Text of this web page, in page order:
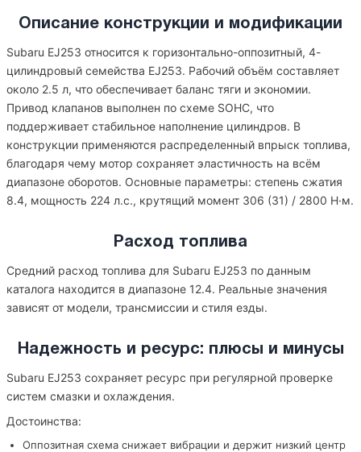
Описание конструкции и модификации
Subaru EJ253 относится к горизонтально-оппозитный, 4-
цилиндровый семейства EJ253. Рабочий объём составляет
около 2.5 л, что обеспечивает баланс тяги и экономии.
Привод клапанов выполнен по схеме SOHC, что
поддерживает стабильное наполнение цилиндров. В
конструкции применяются распределенный впрыск топлива,
благодаря чему мотор сохраняет эластичность на всём
диапазоне оборотов. Основные параметры: степень сжатия
8.4, мощность 224 л.с., крутящий момент 306 (31) / 2800 Н·м.
Расход топлива
Средний расход топлива для Subaru EJ253 по данным
каталога находится в диапазоне 12.4. Реальные значения
зависят от модели, трансмиссии и стиля езды.
Надежность и ресурс: плюсы и минусы
Subaru EJ253 сохраняет ресурс при регулярной проверке
систем смазки и охлаждения.
Достоинства:
Оппозитная схема снижает вибрации и держит низкий центр